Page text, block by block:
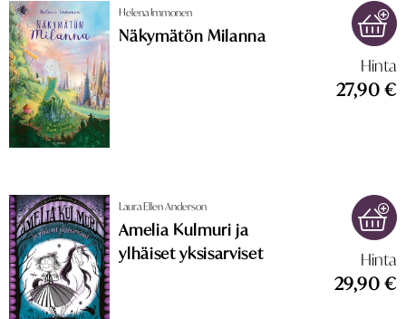
Hinta
27,90 €
Helena Immonen
Näkymätön Milanna
Hinta
29,90 €
Laura Ellen Anderson
Amelia Kulmuri ja
ylhäiset yksisarviset